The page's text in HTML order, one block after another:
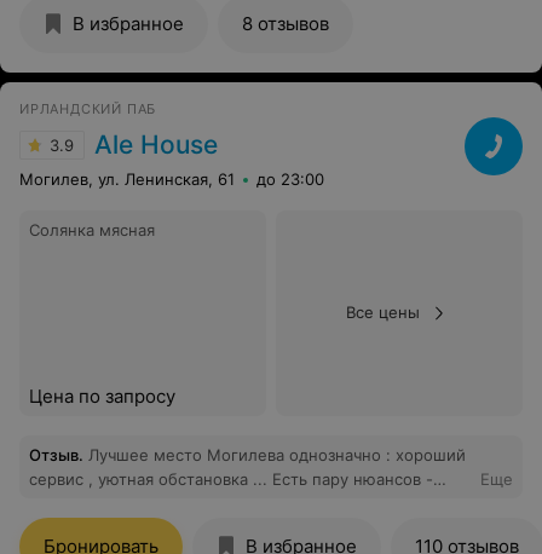
В избранное 8 отзывов
ИРЛАНДСКИЙ ПАБ
3.9 Ale House
Могилев, ул. Ленинская, 61 до 23:00
Солянка мясная
Цена по запросу
Все цены
Отзыв. Лучшее место Могилева однозначно : хороший
сервис , уютная обстановка ... Есть пару нюансов -
не так уж дорого стоит )! Были у Вас 2 раза с
Еще
Бронировать В избранное 110 отзывов